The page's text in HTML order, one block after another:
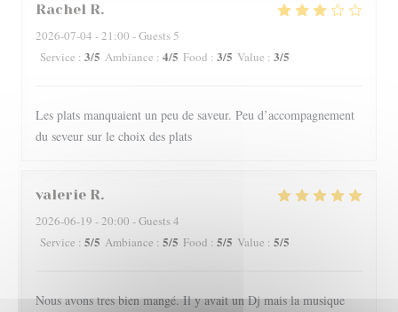
Rachel R
2026-07-04 - 21:00 - Guests 5
Service : 3/5 Ambiance : 4/5 Food : 3/5 Value : 3/5
Les plats manquaient un peu de saveur. Peu d’accompagnement
du seveur sur le choix des plats
valerie R
2026-06-19 - 20:00 - Guests 4
Service : 5/5 Ambiance : 5/5 Food : 5/5 Value : 5/5
Nous avons tres bien mangé. Il y avait un Dj mais la musique